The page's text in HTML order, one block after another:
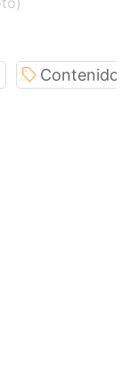
Contenido